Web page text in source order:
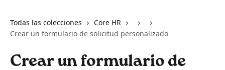
Todas las colecciones
Core HR
Crear un formulario de solicitud personalizado
Crear un formulario de